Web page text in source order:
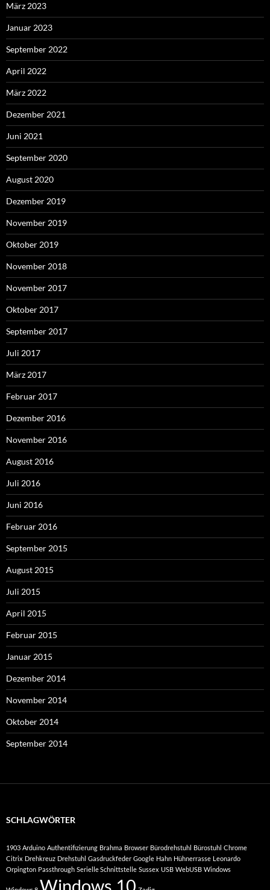
März 2023
Januar 2023
September 2022
April 2022
März 2022
Dezember 2021
Juni 2021
September 2020
August 2020
Dezember 2019
November 2019
Oktober 2019
November 2018
November 2017
Oktober 2017
September 2017
Juli 2017
März 2017
Februar 2017
Dezember 2016
November 2016
August 2016
Juli 2016
Juni 2016
Februar 2016
September 2015
August 2015
Juli 2015
April 2015
Februar 2015
Januar 2015
Dezember 2014
November 2014
Oktober 2014
September 2014
SCHLAGWÖRTER
1903 Arduino Authentifizierung Brahma Browser Bürodrehstuhl Bürostuhl Chrome
Citrix Drehkreuz Drehstuhl Gasdruckfeder Google Hahn Hühnerrasse Leonardo
Orpington Passthrough Serielle Schnittstelle Sussex USB WebUSB Windows
Windows 10